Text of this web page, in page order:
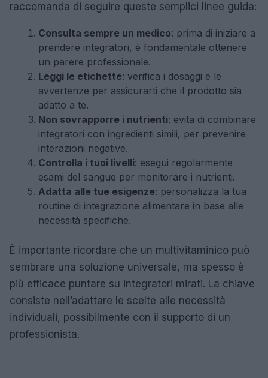
raccomanda di seguire queste semplici linee guida:
Consulta sempre un medico: prima di iniziare a
prendere integratori, è fondamentale ottenere
un parere professionale.
Leggi le etichette: verifica i dosaggi e le
avvertenze per assicurarti che il prodotto sia
adatto a te.
Non sovrapporre i nutrienti: evita di combinare
integratori con ingredienti simili, per prevenire
interazioni negative.
Controlla i tuoi livelli: esegui regolarmente
esami del sangue per monitorare i nutrienti.
Adatta alle tue esigenze: personalizza la tua
routine di integrazione alimentare in base alle
necessità specifiche.
È importante ricordare che un multivitaminico può
sembrare una soluzione universale, ma spesso è
più efficace puntare su integratori mirati. La chiave
consiste nell’adattare le scelte alle necessità
individuali, possibilmente con il supporto di un
professionista.